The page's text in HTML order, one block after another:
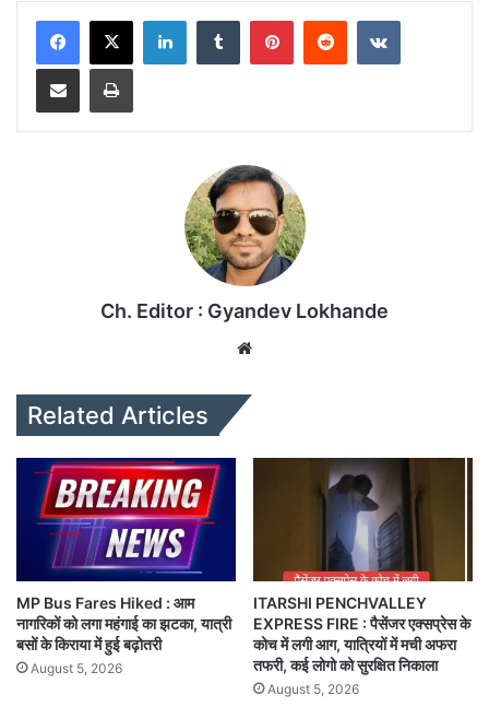
Ch. Editor : Gyandev Lokhande
Related Articles
MP Bus Fares Hiked : आम
नागरिकों को लगा महंगाई का झटका, यात्री
बसों के किराया में हुई बढ़ोतरी
August 5, 2026
ITARSHI PENCHVALLEY
EXPRESS FIRE : पैसेंजर एक्सप्रेस के
कोच में लगी आग, यात्रियों में मची अफरा
तफरी, कई लोगो को सुरक्षित निकाला
August 5, 2026